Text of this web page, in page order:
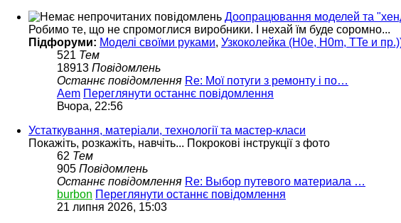
Доопрацювання моделей та
Робимо те, що не спромоглися виробники. І нехай їм буде соромно...
Підфоруми: Моделі своїми руками, Узкоколейка (H0e, H0m, TTe и
521 Тем
18913 Повідомлень
Останнє повідомлення Re: Мої потуги з ремонту і по…
Aem Переглянути останнє повідомлення
Вчора, 22:56
Устаткування, матеріали, технології та мастер-класи
Покажіть, розкажіть, навчіть... Покрокові інструкції з фото
62 Тем
905 Повідомлень
Останнє повідомлення Re: Выбор путевого материала …
burbon Переглянути останнє повідомлення
21 липня 2026, 15:03